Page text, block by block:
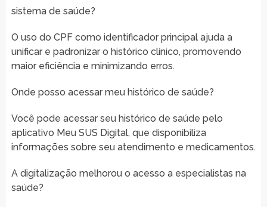
sistema de saúde?
O uso do CPF como identificador principal ajuda a
unificar e padronizar o histórico clínico, promovendo
maior eficiência e minimizando erros.
Onde posso acessar meu histórico de saúde?
Você pode acessar seu histórico de saúde pelo
aplicativo Meu SUS Digital, que disponibiliza
informações sobre seu atendimento e medicamentos.
A digitalização melhorou o acesso a especialistas na
saúde?